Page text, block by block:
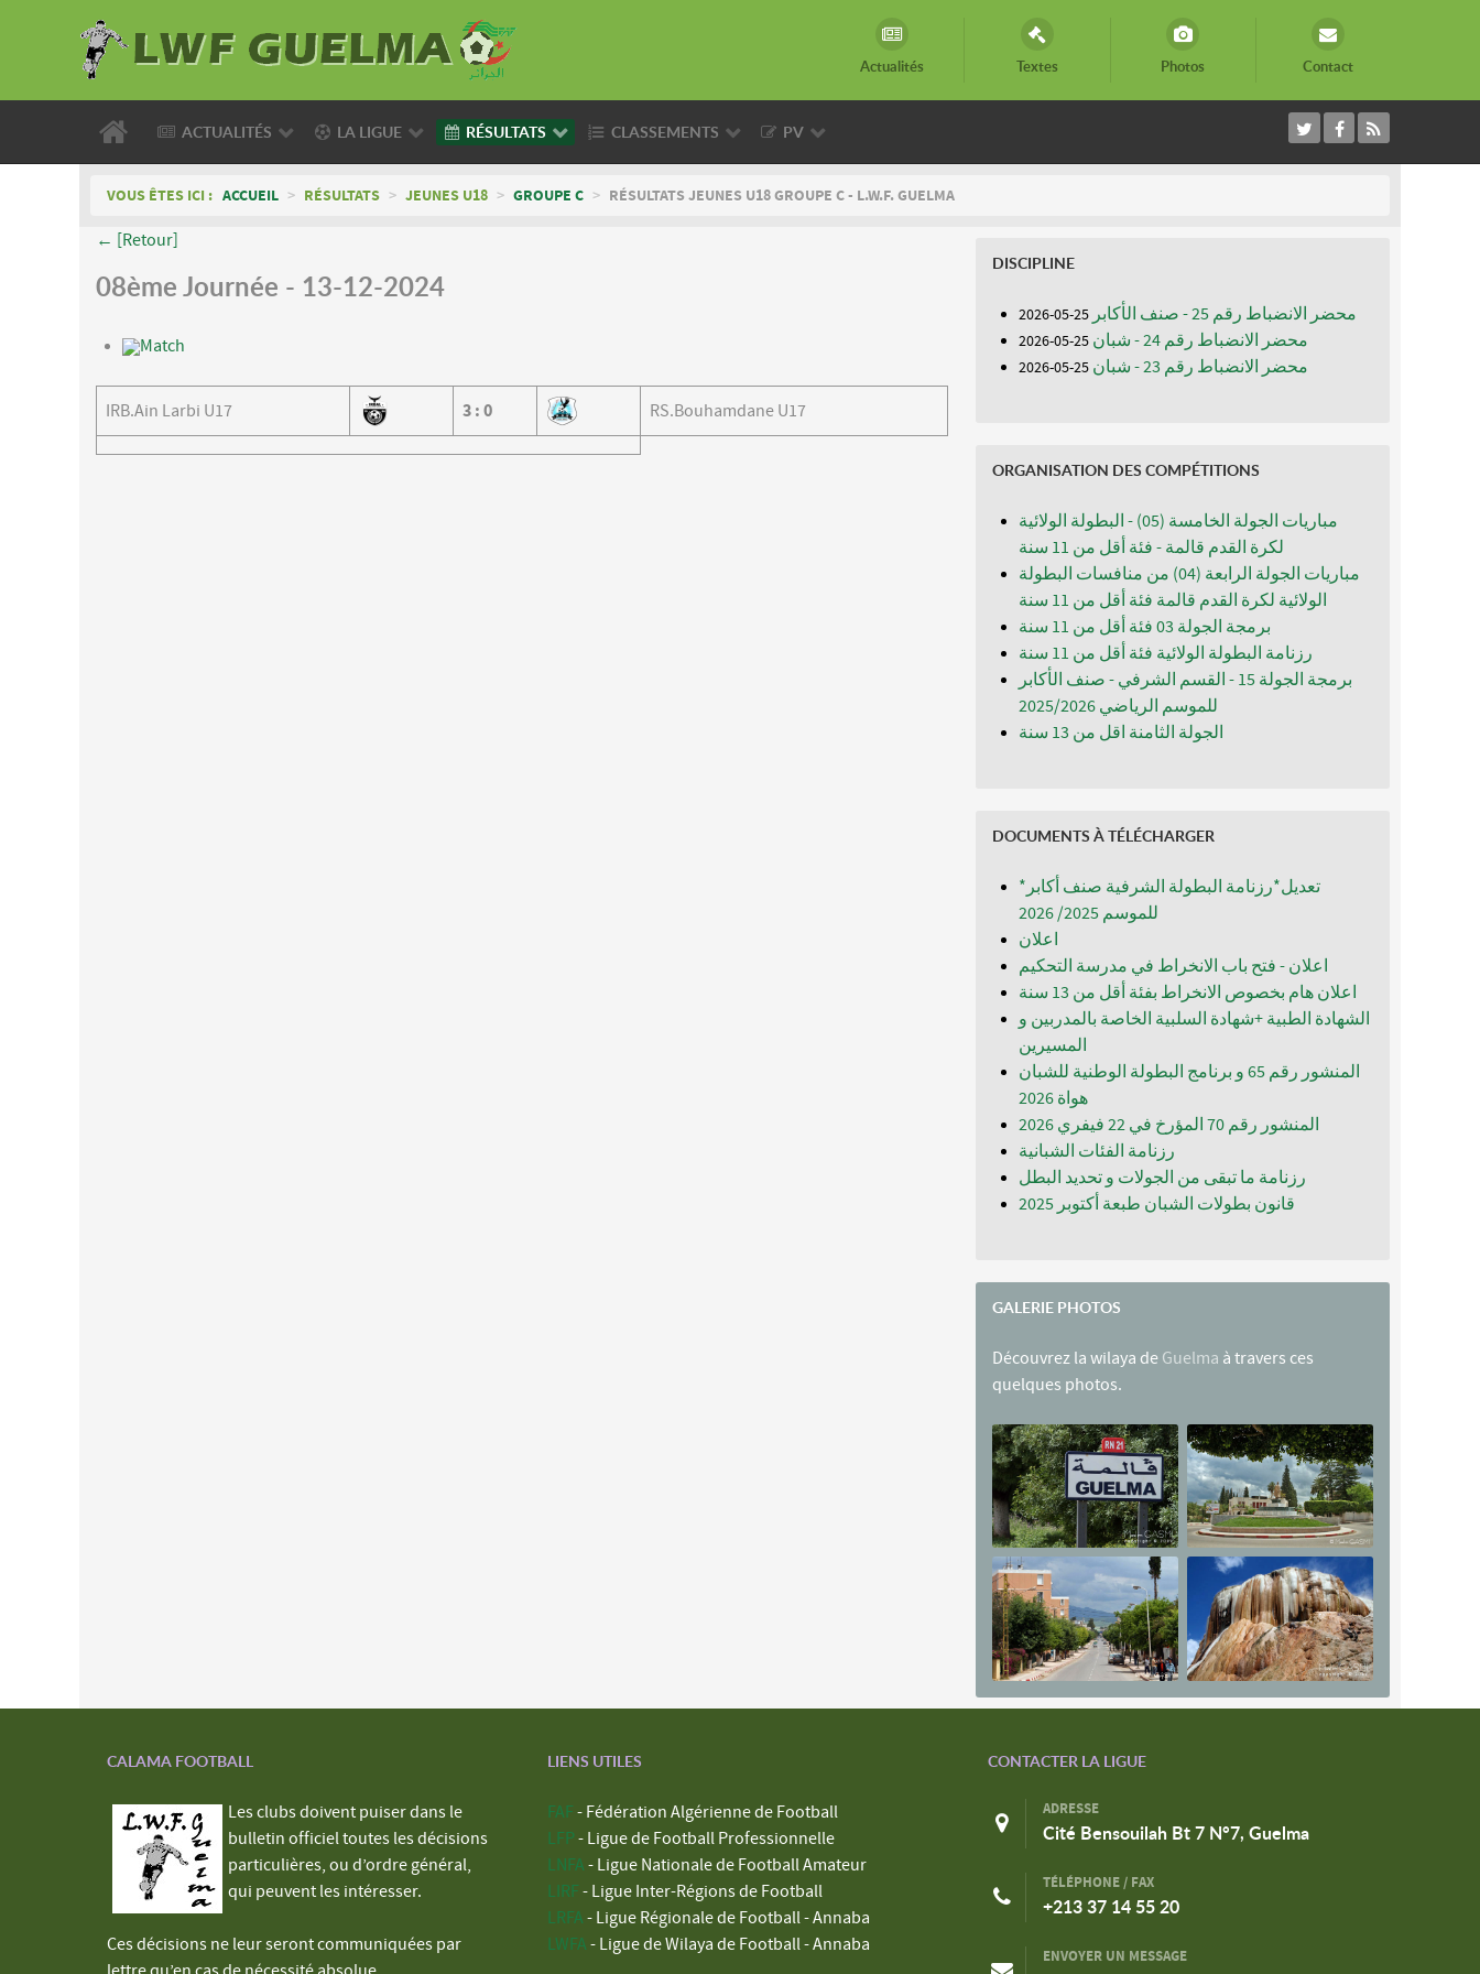
Actualités Textes Photos Contact
ACTUALITÉS LA LIGUE RÉSULTATS CLASSEMENTS PV
VOUS ÊTES ICI : ACCUEIL > RÉSULTATS > JEUNES U18 > GROUPE C > RÉSULTATS JEUNES U18 GROUPE C - L.W.F. GUELMA
← [Retour]
08ème Journée - 13-12-2024
Match
IRB.Ain Larbi U17 3 : 0 RS.Bouhamdane U17
DISCIPLINE
محضر الانضباط رقم 25 - صنف الأكابر 25-05-2026
محضر الانضباط رقم 24 - شبان 25-05-2026
محضر الانضباط رقم 23 - شبان 25-05-2026
ORGANISATION DES COMPÉTITIONS
مباريات الجولة الخامسة (05) - البطولة الولائية
لكرة القدم قالمة - فئة أقل من 11 سنة
مباريات الجولة الرابعة (04) من منافسات البطولة
الولائية لكرة القدم قالمة فئة أقل من 11 سنة
برمجة الجولة 03 فئة أقل من 11 سنة
رزنامة البطولة الولائية فئة أقل من 11 سنة
برمجة الجولة 15 - القسم الشرفي - صنف الأكابر
للموسم الرياضي 2025/2026
الجولة الثامنة اقل من 13 سنة
DOCUMENTS À TÉLÉCHARGER
*تعديل*رزنامة البطولة الشرفية صنف أكابر
للموسم 2025/ 2026
اعلان
اعلان - فتح باب الانخراط في مدرسة التحكيم
اعلان هام بخصوص الانخراط بفئة أقل من 13 سنة
الشهادة الطبية +شهادة السلبية الخاصة بالمدربين و
المسيرين
المنشور رقم 65 و برنامج البطولة الوطنية للشبان
المنشور رقم 70 المؤرخ في 22 فيفري 2026
رزنامة الفئات الشبانية
رزنامة ما تبقى من الجولات و تحديد البطل
قانون بطولات الشبان طبعة أكتوبر 2025
GALERIE PHOTOS
Découvrez la wilaya de Guelma à travers ces
quelques photos.
CALAMA FOOTBALL
Les clubs doivent puiser dans le
bulletin officiel toutes les décisions
particulières, ou d’ordre général,
qui peuvent les intéresser.
Ces décisions ne leur seront communiquées par
LIENS UTILES
FAF - Fédération Algérienne de Football
LFP - Ligue de Football Professionnelle
LNFA - Ligue Nationale de Football Amateur
LIRF - Ligue Inter-Régions de Football
LRFA - Ligue Régionale de Football - Annaba
LWFA - Ligue de Wilaya de Football - Annaba
CONTACTER LA LIGUE
ADRESSE
Cité Bensouilah Bt 7 N°7, Guelma
TÉLÉPHONE / FAX
+213 37 14 55 20
ENVOYER UN MESSAGE